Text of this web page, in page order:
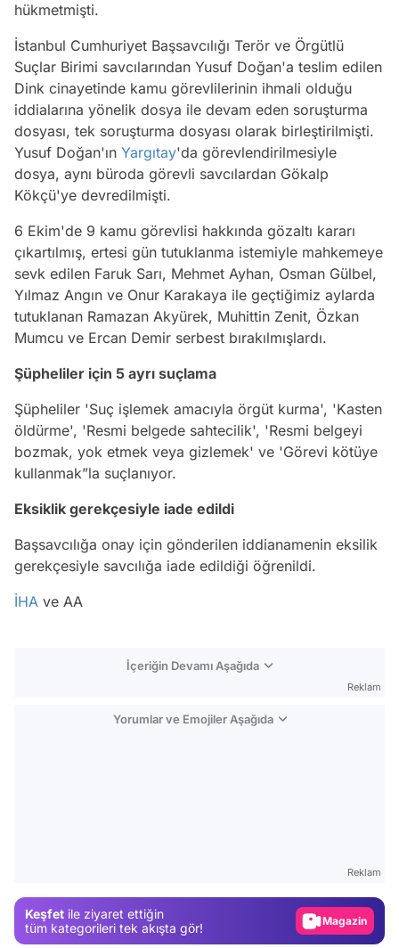
hükmetmişti.
İstanbul Cumhuriyet Başsavcılığı Terör ve Örgütlü
Suçlar Birimi savcılarından Yusuf Doğan'a teslim edilen
Dink cinayetinde kamu görevlilerinin ihmali olduğu
iddialarına yönelik dosya ile devam eden soruşturma
dosyası, tek soruşturma dosyası olarak birleştirilmişti.
Yusuf Doğan'ın Yargıtay'da görevlendirilmesiyle
dosya, aynı büroda görevli savcılardan Gökalp
Kökçü'ye devredilmişti.
6 Ekim'de 9 kamu görevlisi hakkında gözaltı kararı
çıkartılmış, ertesi gün tutuklanma istemiyle mahkemeye
sevk edilen Faruk Sarı, Mehmet Ayhan, Osman Gülbel,
Yılmaz Angın ve Onur Karakaya ile geçtiğimiz aylarda
tutuklanan Ramazan Akyürek, Muhittin Zenit, Özkan
Mumcu ve Ercan Demir serbest bırakılmışlardı.
Şüpheliler için 5 ayrı suçlama
Şüpheliler 'Suç işlemek amacıyla örgüt kurma', 'Kasten
öldürme', 'Resmi belgede sahtecilik', 'Resmi belgeyi
bozmak, yok etmek veya gizlemek' ve 'Görevi kötüye
kullanmak”la suçlanıyor.
Eksiklik gerekçesiyle iade edildi
Başsavcılığa onay için gönderilen iddianamenin eksilik
gerekçesiyle savcılığa iade edildiği öğrenildi.
İHA ve AA
İçeriğin Devamı Aşağıda
Reklam
Yorumlar ve Emojiler Aşağıda
Reklam
Keşfet ile ziyaret ettiğin
tüm kategorileri tek akışta gör!
Magazin